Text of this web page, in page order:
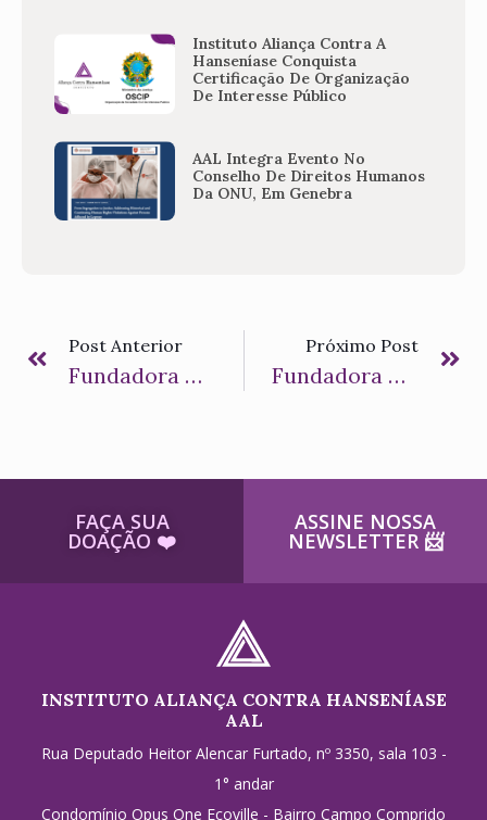
Instituto Aliança Contra A
Hanseníase Conquista
Certificação De Organização
De Interesse Público
AAL Integra Evento No
Conselho De Direitos Humanos
Da ONU, Em Genebra
Post Anterior
Fundadora Da AAL Recebe O Troféu Bacurau
Próximo Post
Fundadora Da AAL Visita Secretarias De Saúde Das Regiões Nordeste De Centro-Oeste
FAÇA SUA
DOAÇÃO ​❤️
ASSINE NOSSA
NEWSLETTER ​📨
INSTITUTO ALIANÇA CONTRA HANSENÍASE
AAL
Rua Deputado Heitor Alencar Furtado, nº 3350, sala 103 -
1° andar
Condomínio Opus One Ecoville - Bairro Campo Comprido